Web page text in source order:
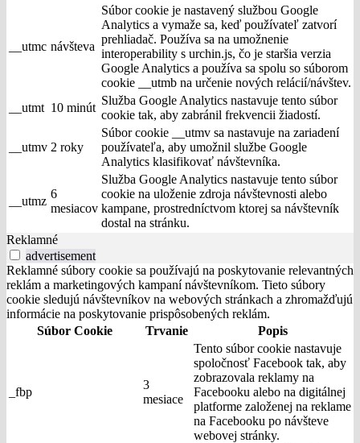
__utmc návšteva
Súbor cookie je nastavený službou Google
Analytics a vymaže sa, keď používateľ zatvorí
prehliadač. Používa sa na umožnenie
interoperability s urchin.js, čo je staršia verzia
Google Analytics a používa sa spolu so súborom
cookie __utmb na určenie nových relácií/návštev.
__utmt 10 minút
Služba Google Analytics nastavuje tento súbor
cookie tak, aby zabránil frekvencii žiadostí.
__utmv 2 roky
Súbor cookie __utmv sa nastavuje na zariadení
používateľa, aby umožnil službe Google
Analytics klasifikovať návštevníka.
__utmz
6
mesiacov
Služba Google Analytics nastavuje tento súbor
cookie na uloženie zdroja návštevnosti alebo
kampane, prostredníctvom ktorej sa návštevník
dostal na stránku.
Reklamné
advertisement
Reklamné súbory cookie sa používajú na poskytovanie relevantných
reklám a marketingových kampaní návštevníkom. Tieto súbory
cookie sledujú návštevníkov na webových stránkach a zhromažďujú
informácie na poskytovanie prispôsobených reklám.
Súbor Cookie
Trvanie Popis
_fbp
3
mesiace
Tento súbor cookie nastavuje
spoločnosť Facebook tak, aby
zobrazovala reklamy na
Facebooku alebo na digitálnej
platforme založenej na reklame
na Facebooku po návšteve
webovej stránky.